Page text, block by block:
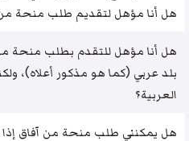
هل أنا مؤهل لتقديم طلب منحة
هل أنا مؤهل للتقدم بطلب منحة
بلد عربي (كما هو مذكور أعلاه)،
العربية؟
هل يمكنني طلب منحة من آفاق